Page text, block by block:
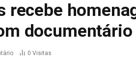
recebe
0 Visitas